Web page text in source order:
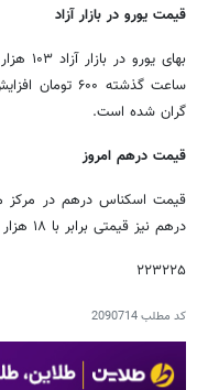
قیمت یورو در بازار آزاد
گران شده است.
قیمت درهم امروز
درهم نیز قیمتی برابر با ۱۸ هزار و ۹۴۹ تومان دارد.
۲۲۳۲۲۵
کد مطلب2090714